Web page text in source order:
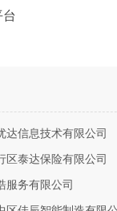
达信息技术有限公司
区泰达保险有限公司
服务有限公司